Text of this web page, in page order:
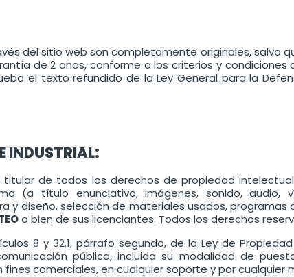
del sitio web son completamente originales, salvo
de 2 años, conforme a los criterios y condiciones
el texto refundido de la Ley General para la
INDUSTRIAL:
de todos los derechos de propiedad
(a título enunciativo, imágenes, sonido,
y diseño, selección de materiales usados,
o bien de sus licenciantes. Todos los derechos
8 y 32.1, párrafo segundo, de la Ley de
pública, incluida su modalidad de
comerciales, en cualquier soporte y por cualquier